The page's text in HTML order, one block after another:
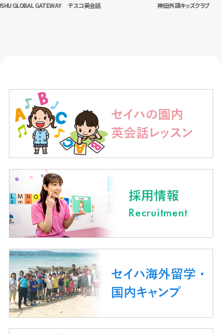
GLOBAL GATEWAY テスコ英会話 神田外語キッズクラブ